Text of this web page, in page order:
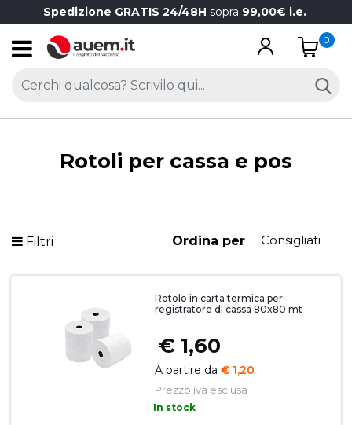
Spedizione GRATIS 24/48H sopra 99,00€ i.e.
Open
0
Rotoli per cassa e pos
Filtri Ordina per
Rotolo in carta termica per
registratore di cassa 80x80 mt
€ 1,60
A partire da € 1,20
Prezzo iva esclusa
In stock